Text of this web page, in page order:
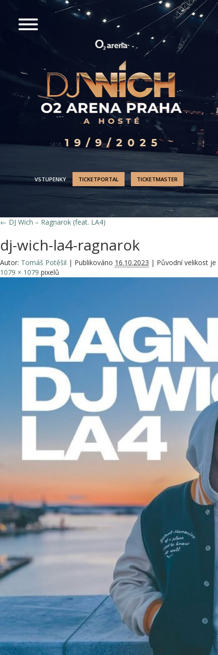
VSTUPENKY TICKETPORTAL TICKETMASTER
← DJ Wich – Ragnarok (feat. LA4)
dj-wich-la4-ragnarok
Autor: Tomáš Potěšil | Publikováno 16.10.2023 | Původní velikost je
1079 × 1079 pixelů